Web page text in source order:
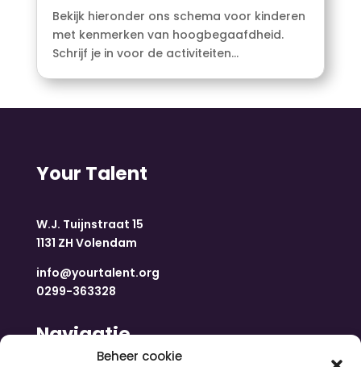
Beheer cookie
Bekijk hieronder ons schema voor kinderen
met kenmerken van hoogbegaafdheid.
Schrijf je in voor de activiteiten...
Your Talent
W.J. Tuijnstraat 15
1131 ZH Volendam
info@yourtalent.org
0299-363328
Navigatie